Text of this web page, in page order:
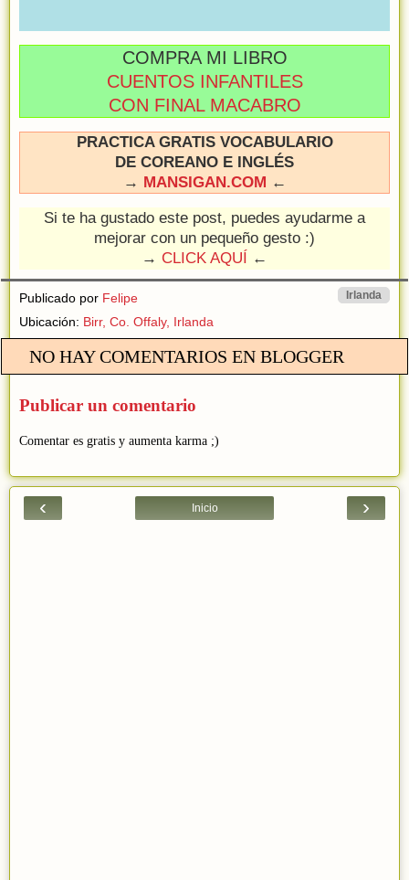
COMPRA MI LIBRO
CUENTOS INFANTILES
CON FINAL MACABRO
PRACTICA GRATIS VOCABULARIO
DE COREANO E INGLÉS
→ MANSIGAN.COM ←
Si te ha gustado este post, puedes ayudarme a
mejorar con un pequeño gesto :)
→ CLICK AQUÍ ←
Publicado por Felipe Irlanda
Ubicación: Birr, Co. Offaly, Irlanda
NO HAY COMENTARIOS EN BLOGGER
Publicar un comentario
Comentar es gratis y aumenta karma ;)
‹ ›
Inicio